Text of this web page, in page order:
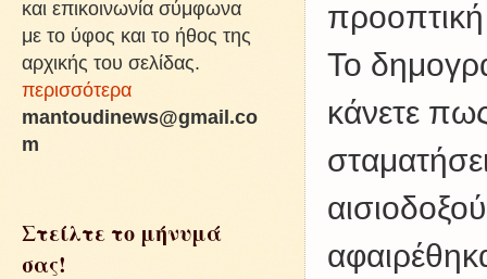
Το
κάνετε
και επικοινωνία σύμφωνα
με το ύφος και το ήθος της
αρχικής του σελίδας.
περισσότερα
mantoudinews@gmail.co
m
Στείλτε το μήνυμά
σας!